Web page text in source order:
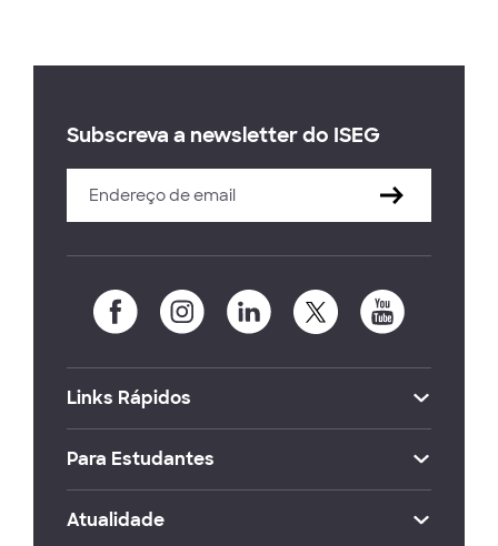
Subscreva a newsletter do ISEG
Links Rápidos
Para Estudantes
Atualidade